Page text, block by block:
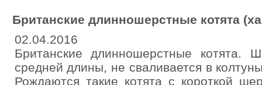
Британские длинношерстные котята
02.04.2016
Британские длинношерстные котята.
средней длины, не сваливается в
Рождаются такие котята с короткой